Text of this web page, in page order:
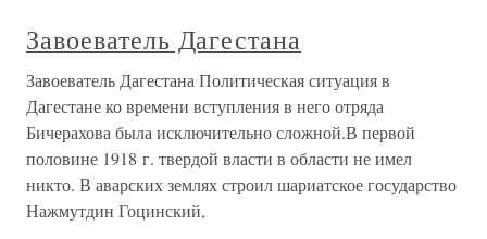
Завоеватель Дагестана
Завоеватель Дагестана Политическая ситуация в
Дагестане ко времени вступления в него отряда
Бичерахова была исключительно сложной.В первой
половине 1918 г. твердой власти в области не имел
никто. В аварских землях строил шариатское государство
Нажмутдин Гоцинский,